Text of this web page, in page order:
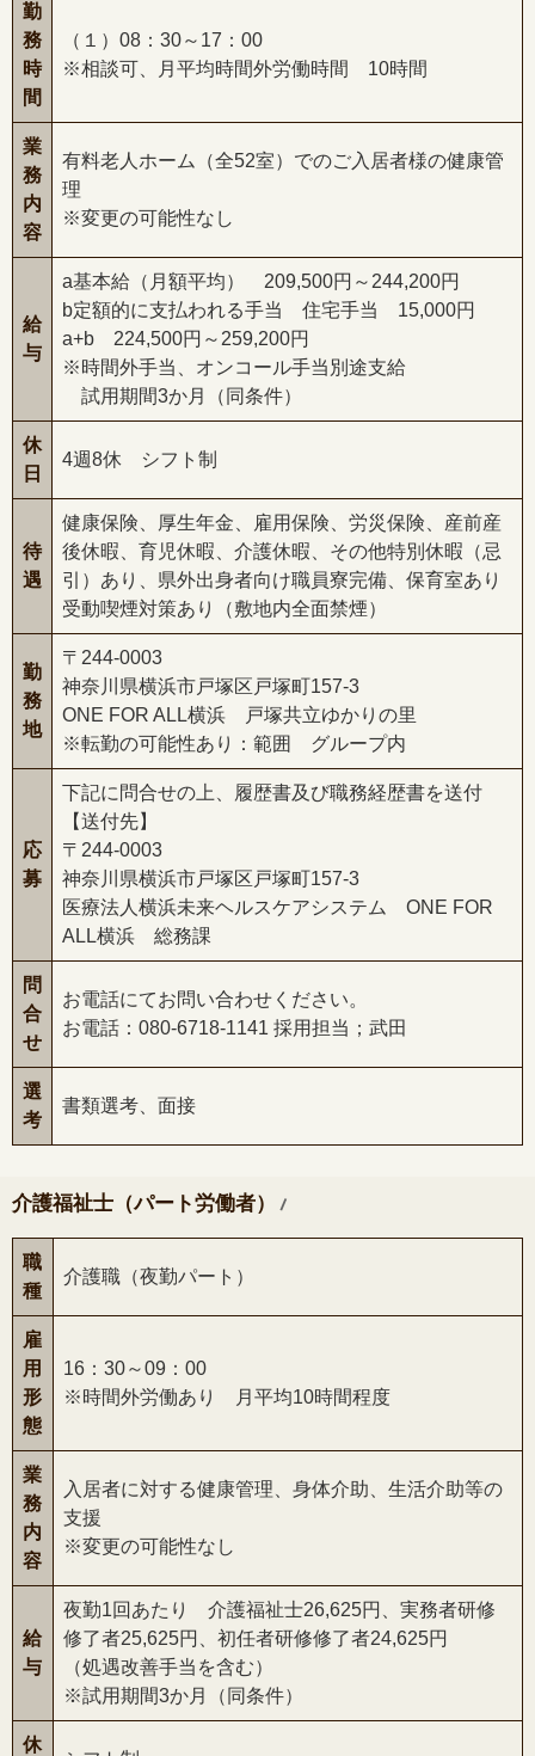
勤
務
時
間
（１）08：30～17：00
※相談可、月平均時間外労働時間 10時間
業
務
内
容
有料老人ホーム（全52室）でのご入居者様の健康管
理
※変更の可能性なし
給
与
a基本給（月額平均） 209,500円～244,200円
b定額的に支払われる手当 住宅手当 15,000円
a+b 224,500円～259,200円
※時間外手当、オンコール手当別途支給
試用期間3か月（同条件）
休
日
4週8休 シフト制
待
遇
健康保険、厚生年金、雇用保険、労災保険、産前産
後休暇、育児休暇、介護休暇、その他特別休暇（忌
引）あり、県外出身者向け職員寮完備、保育室あり
受動喫煙対策あり（敷地内全面禁煙）
勤
務
地
〒244-0003
神奈川県横浜市戸塚区戸塚町157-3
ONE FOR ALL横浜 戸塚共立ゆかりの里
※転勤の可能性あり：範囲 グループ内
応
募
下記に問合せの上、履歴書及び職務経歴書を送付
【送付先】
〒244-0003
神奈川県横浜市戸塚区戸塚町157-3
医療法人横浜未来ヘルスケアシステム ONE FOR
ALL横浜 総務課
問
合
せ
お電話にてお問い合わせください。
お電話：080-6718-1141 採用担当；武田
選
考
書類選考、面接
介護福祉士（パート労働者） /
職
種
介護職（夜勤パート）
雇
用
形
態
16：30～09：00
※時間外労働あり 月平均10時間程度
業
務
内
容
入居者に対する健康管理、身体介助、生活介助等の
支援
※変更の可能性なし
給
与
夜勤1回あたり 介護福祉士26,625円、実務者研修
修了者25,625円、初任者研修修了者24,625円
（処遇改善手当を含む）
※試用期間3か月（同条件）
休